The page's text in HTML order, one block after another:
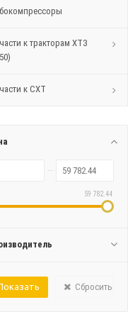
к тракторам ХТЗ
к СХТ
59 782.44
Сбросить